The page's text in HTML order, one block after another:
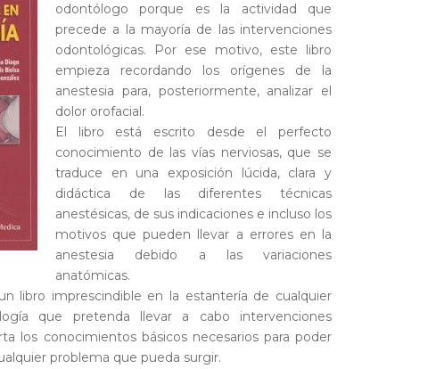
odontólogo porque es la actividad que
precede a la mayoría de las intervenciones
odontológicas. Por ese motivo, este libro
empieza recordando los orígenes de la
anestesia para, posteriormente, analizar el
dolor orofacial.
El libro está escrito desde el perfecto
conocimiento de las vías nerviosas, que se
traduce en una exposición lúcida, clara y
didáctica de las diferentes técnicas
anestésicas, de sus indicaciones e incluso los
motivos que pueden llevar a errores en la
anestesia debido a las variaciones
anatómicas.
libro imprescindible en la estantería de cualquier
que pretenda llevar a cabo intervenciones
los conocimientos básicos necesarios para poder
problema que pueda surgir.